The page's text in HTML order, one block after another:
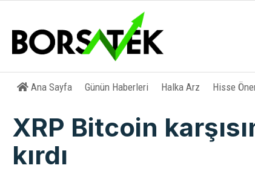
Ana Sayfa Günün Haberleri Halka Arz Hisse
XRP Bitcoin
kırdı